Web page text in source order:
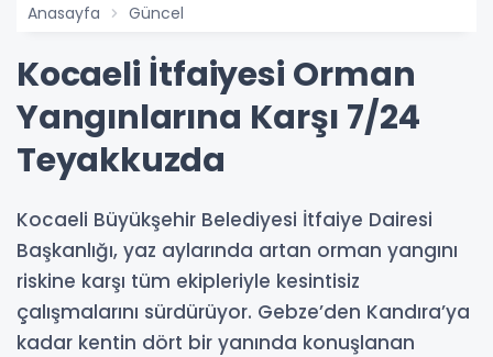
Anasayfa Güncel
Kocaeli İtfaiyesi Orman
Yangınlarına Karşı 7/24
Teyakkuzda
Kocaeli Büyükşehir Belediyesi İtfaiye Dairesi
Başkanlığı, yaz aylarında artan orman yangını
riskine karşı tüm ekipleriyle kesintisiz
çalışmalarını sürdürüyor. Gebze’den Kandıra’ya
kadar kentin dört bir yanında konuşlanan